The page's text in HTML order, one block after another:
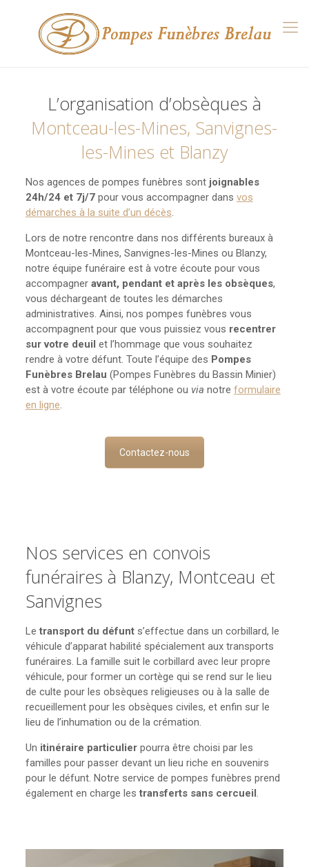
L’organisation d’obsèques à
Montceau-les-Mines, Sanvignes-
les-Mines et Blanzy
Nos agences de pompes funèbres sont joignables
24h/24 et 7j/7pour vous accompagner dans vos
démarches à la suite d’un décès.
Lors de notre rencontre dans nos différents bureaux à
Montceau-les-Mines, Sanvignes-les-Mines ou Blanzy,
notre équipe funéraire est à votre écoute pour vous
accompagner avant, pendant et après les obsèques,
vous déchargeant de toutes les démarches
administratives. Ainsi, nos pompes funèbres vous
accompagnent pour que vous puissiez vous recentrer
sur votre deuil et l’hommage que vous souhaitez
rendre à votre défunt. Toute l’équipe des Pompes
Funèbres Brelau (Pompes Funèbres du Bassin Minier)
est à votre écoute par téléphone ou via notre formulaire
en ligne.
Contactez-nous
Nos services en convois
funéraires à Blanzy, Montceau et
Sanvignes
Le transport du défunts’effectue dans un corbillard, le
véhicule d’apparat habilité spécialement aux transports
funéraires. La famille suit le corbillard avec leur propre
véhicule, pour former un cortège qui se rend sur le lieu
de culte pour les obsèques religieuses ou à la salle de
recueillement pour les obsèques civiles, et enfin sur le
lieu de l’inhumation ou de la crémation.
Un itinéraire particulierpourra être choisi par les
familles pour passer devant un lieu riche en souvenirs
pour le défunt. Notre service de pompes funèbres prend
également en charge les transferts sans cercueil.